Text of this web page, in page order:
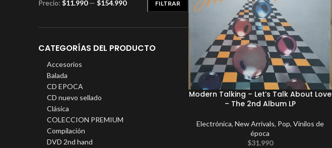
FILTRAR
Precio: $11.990— $154.990
CATEGORÍAS DEL PRODUCTO
Accesorios
Balada
CD EPOCA
CD nuevo sellado
Clásica
COLECCION PREMIUM
Compilación
DVD 2nd hand
Modern Talking – Let’s Talk About Love
– The 2nd Album LP
Electrónica, New Arrivals, Pop, Vinilos de
época
$31.990